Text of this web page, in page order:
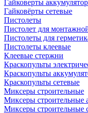
Гайковерты
Гайковёрты сетевые
Пистолеты
Пистолет для
Пистолеты для
Пистолеты клеевые
Клеевые стержни
Краскопульты
Краскопульты
Краскопульты сетевые
Миксеры строительные
Миксеры строительные
Миксеры строительные